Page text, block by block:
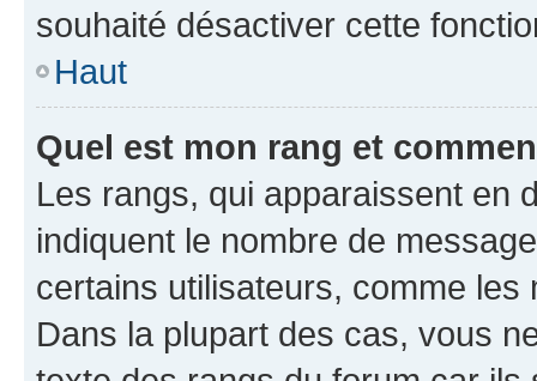
souhaité désactiver cette
Haut
Quel est mon rang et
Les rangs, qui apparaissent en
indiquent le nombre de
certains utilisateurs, comme
Dans la plupart des cas, vous